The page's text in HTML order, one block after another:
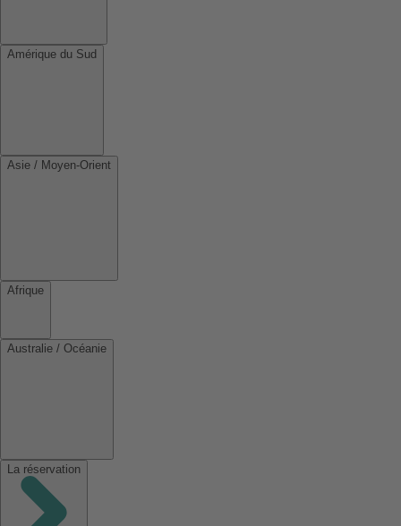
Amérique du Sud
Asie / Moyen-Orient
Afrique
Australie / Océanie
La réservation